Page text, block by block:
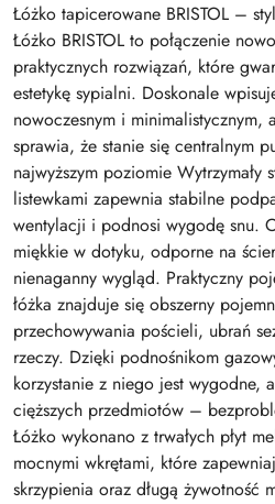
Łóżko tapicerowane BRISTOL –
Łóżko BRISTOL to połączenie
praktycznych rozwiązań, które
estetykę sypialni. Doskonale
nowoczesnym i
sprawia, że stanie się centralnym
najwyższym poziomie Wytrzymały
listewkami zapewnia stabilne
wentylacji i podnosi wygodę snu.
miękkie w dotyku, odporne na
nienaganny wygląd. Praktyczny
łóżka znajduje się obszerny
przechowywania pościeli, ubrań
rzeczy. Dzięki podnośnikom
korzystanie z niego jest wygodne,
cięższych przedmiotów –
Łóżko wykonano z trwałych płyt
mocnymi wkrętami, które
skrzypienia oraz długą żywotność